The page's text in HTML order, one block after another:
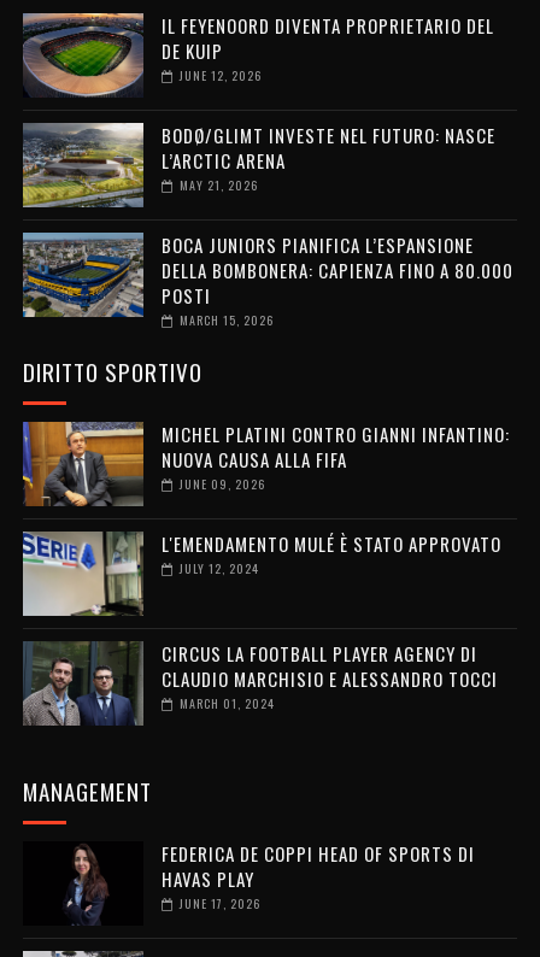
IL FEYENOORD DIVENTA PROPRIETARIO DEL
DE KUIP
JUNE 12, 2026
BODØ/GLIMT INVESTE NEL FUTURO: NASCE
L’ARCTIC ARENA
MAY 21, 2026
BOCA JUNIORS PIANIFICA L’ESPANSIONE
DELLA BOMBONERA: CAPIENZA FINO A 80.000
POSTI
MARCH 15, 2026
DIRITTO SPORTIVO
MICHEL PLATINI CONTRO GIANNI INFANTINO:
NUOVA CAUSA ALLA FIFA
JUNE 09, 2026
L'EMENDAMENTO MULÉ È STATO APPROVATO
JULY 12, 2024
CIRCUS LA FOOTBALL PLAYER AGENCY DI
CLAUDIO MARCHISIO E ALESSANDRO TOCCI
MARCH 01, 2024
MANAGEMENT
FEDERICA DE COPPI HEAD OF SPORTS DI
HAVAS PLAY
JUNE 17, 2026